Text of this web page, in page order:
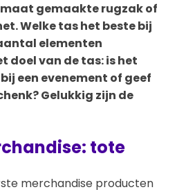
gemaakte rugzak of
Welke tas het beste bij
elementen
doel van de tas: is het
een evenement of geef
Gelukkig zijn de
tote
merchandise producten